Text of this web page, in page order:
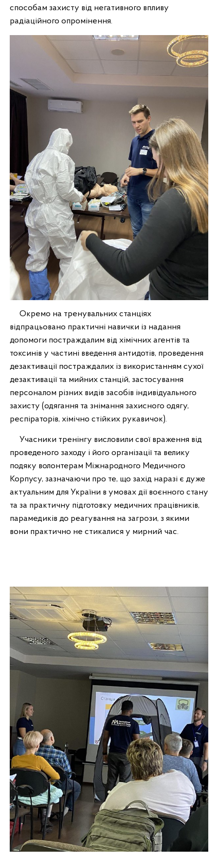
способам захисту від негативного впливу
радіаційного опромінення.
Окремо на тренувальних станціях
відпрацьовано практичні навички із надання
допомоги постраждалим від хімічних агентів та
токсинів у частині введення антидотів, проведення
дезактивації постраждалих із використанням сухої
дезактивації та мийних станцій, застосування
персоналом різних видів засобів індивідуального
захисту (одягання та знімання захисного одягу,
респіраторів, хімічно стійких рукавичок).
Учасники тренінгу висловили свої враження від
проведеного заходу і його організації та велику
подяку волонтерам Міжнародного Медичного
Корпусу, зазначаючи про те, що захід наразі є дуже
актуальним для України в умовах дії воєнного стану
та за практичну підготовку медичних працівників,
парамедиків до реагування на загрози, з якими
вони практично не стикалися у мирний час.